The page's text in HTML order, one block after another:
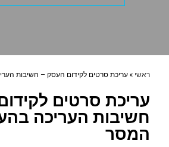
ראשי »עריכת סרטים לקידום העסק – חשיבות
עריכת סרטים
חשיבות העריכה
המסר